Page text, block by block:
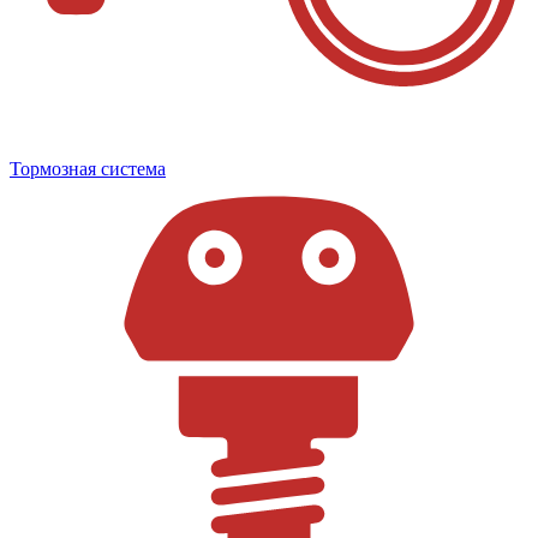
Тормозная система